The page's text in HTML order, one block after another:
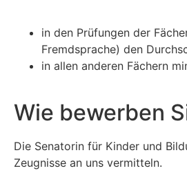
in den Prüfungen der
Fremdsprache) den
in allen anderen Fächern
Wie bewerben
Die Senatorin für Kinder und
Zeugnisse an uns vermitteln.